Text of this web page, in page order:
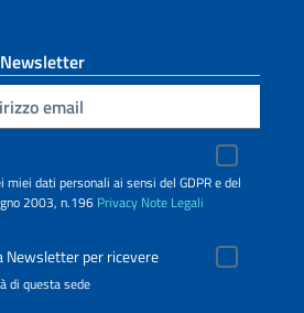
dati personali ai sensi del GDPR e del
2003, n.196 Privacy Note Legali
Newsletter per ricevere
di questa sede